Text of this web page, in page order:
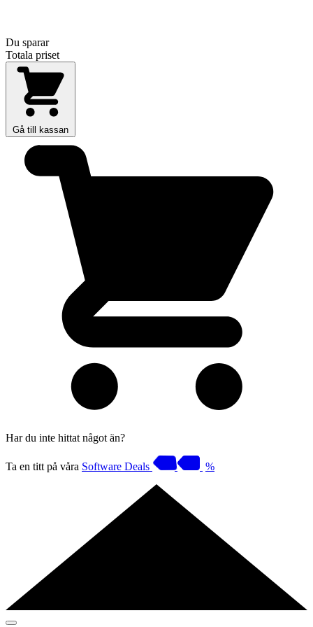
Du sparar
Totala priset
Gå till kassan
Har du inte hittat något än?
Ta en titt på våra Software Deals %